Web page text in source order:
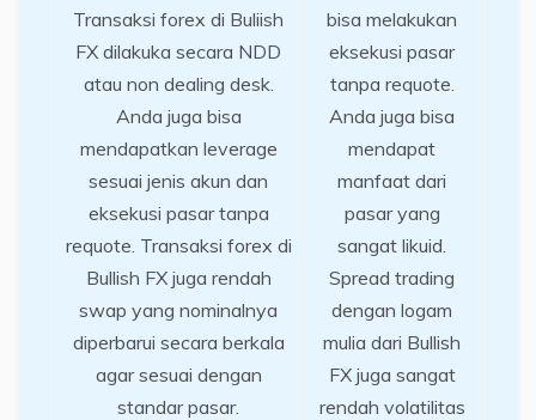
Transaksi forex di Buliish
FX dilakuka secara NDD
atau non dealing desk.
Anda juga bisa
mendapatkan leverage
sesuai jenis akun dan
eksekusi pasar tanpa
requote. Transaksi forex di
Bullish FX juga rendah
swap yang nominalnya
diperbarui secara berkala
agar sesuai dengan
standar pasar.
bisa melakukan
eksekusi pasar
tanpa requote.
Anda juga bisa
mendapat
manfaat dari
pasar yang
sangat likuid.
Spread trading
dengan logam
mulia dari Bullish
FX juga sangat
rendah volatilitas